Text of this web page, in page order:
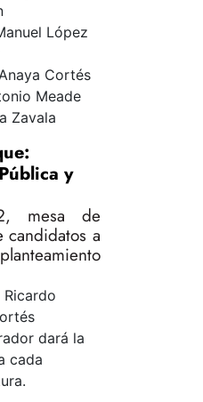
López
Cortés
Meade
Zavala
y
mesa de
candidatos a
Ricardo
dará la
cada